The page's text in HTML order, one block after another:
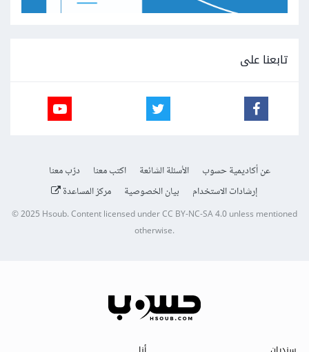
تابعنا على
عن أكاديمية حسوب الأسئلة الشائعة اكتب معنا
درّب معنا
إرشادات الاستخدام
بيان الخصوصية مركز المساعدة
© 2025Hsoub.Content licensed underCC BY-NC-SA 4.0unless mentioned
otherwise.